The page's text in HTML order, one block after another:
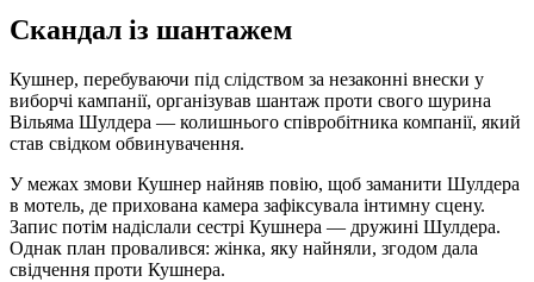
Скандал із шантажем
Кушнер, перебуваючи під слідством за незаконні внески у
виборчі кампанії, організував шантаж проти свого шурина
Вільяма Шулдера — колишнього співробітника компанії, який
став свідком обвинувачення.
У межах змови Кушнер найняв повію, щоб заманити Шулдера
в мотель, де прихована камера зафіксувала інтимну сцену.
Запис потім надіслали сестрі Кушнера — дружині Шулдера.
Однак план провалився: жінка, яку найняли, згодом дала
свідчення проти Кушнера.